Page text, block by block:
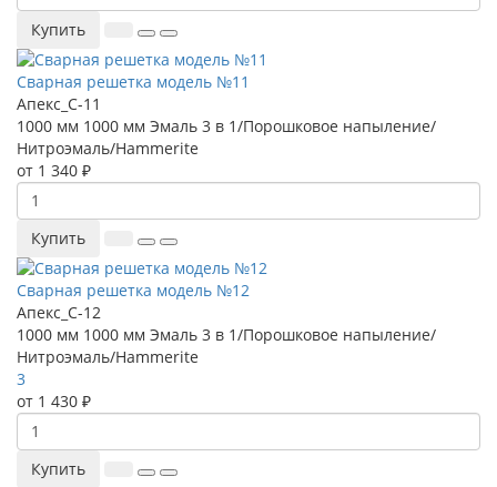
Купить
Сварная решетка модель №11
Апекс_С-11
1000 мм 1000 мм Эмаль 3 в 1/Порошковое напыление/
Нитроэмаль/Hammerite
от 1 340 ₽
Купить
Сварная решетка модель №12
Апекс_С-12
1000 мм 1000 мм Эмаль 3 в 1/Порошковое напыление/
Нитроэмаль/Hammerite
3
от 1 430 ₽
Купить